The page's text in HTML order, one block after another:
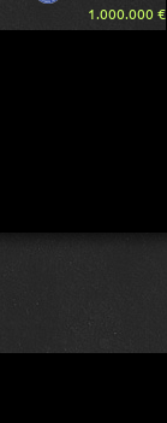
1.000.000 €